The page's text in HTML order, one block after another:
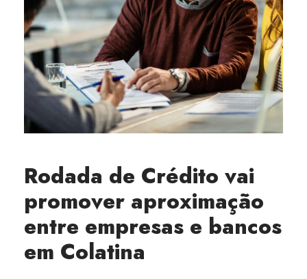
Rodada de Crédito vai
promover aproximação
entre empresas e bancos
em Colatina